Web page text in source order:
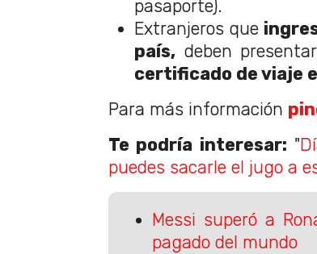
pasaporte).
Extranjeros que
país, deben
certificado de viaje
Para más información
Te podría interesar: "
puedes sacarle el jugo a
Messi superó a
pagado del mundo